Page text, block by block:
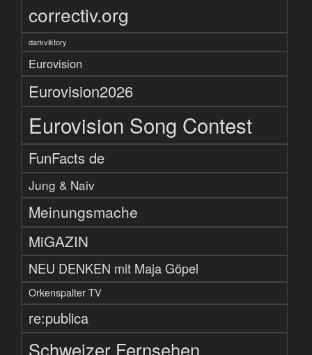
correctiv.org
darkviktory
Eurovision
Eurovision2026
Eurovision Song Contest
FunFacts de
Jung & Naiv
Meinungsmache
MiGAZIN
NEU DENKEN mit Maja Göpel
Orkenspalter TV
re:publica
Schweizer Fernsehen